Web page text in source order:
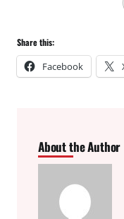
Share this:
Facebook
About the Author